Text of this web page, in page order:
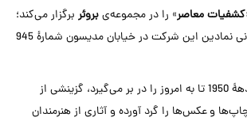
کشفیات معاصر» را در مجموعه‌یبروئر برگزار می‌کند؛
این رویداد در مقر جهانی نمادین این شرکت در خیابان مدیسون شمارۀ 945
این حراج که آثاری از دهۀ 1950 تا به امروز را در بر می‌گیرد، گزینشی از
و عکس‌ها را گرد آورده و آثاری از هنرمندان